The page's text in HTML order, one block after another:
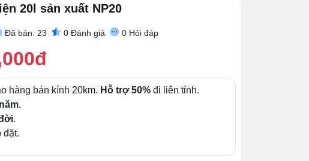
20l sản xuất NP20
Đã bán: 23 0 Đánh giá 0 Hỏi đáp
hàng bán kính 20km. Hỗ trợ 50% đi liên tỉnh.
.
.
đặt.